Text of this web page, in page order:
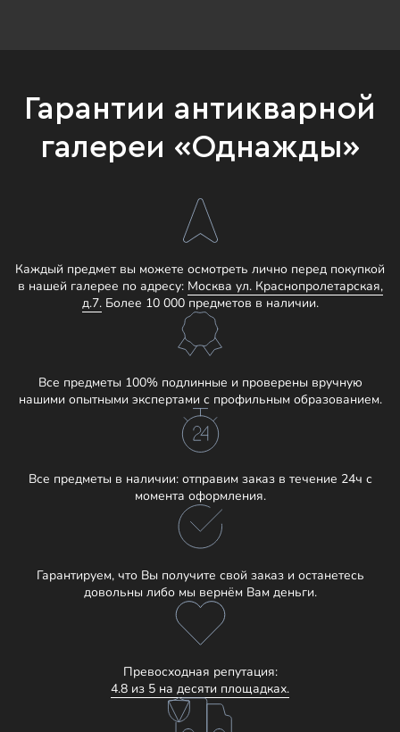
Гарантии антикварной
галереи «Однажды»
Каждый предмет вы можете осмотреть лично перед покупкой
в нашей галерее по адресу: Москва ул. Краснопролетарская,
д.7.Более 10 000 предметов в наличии.
Все предметы 100% подлинные и проверены вручную
нашими опытными экспертами с профильным образованием.
Все предметы в наличии: отправим заказ в течение 24ч с
момента оформления.
Гарантируем, что Вы получите свой заказ и останетесь
довольны либо мы вернём Вам деньги.
Превосходная репутация:
4.8 из 5 на десяти площадках.